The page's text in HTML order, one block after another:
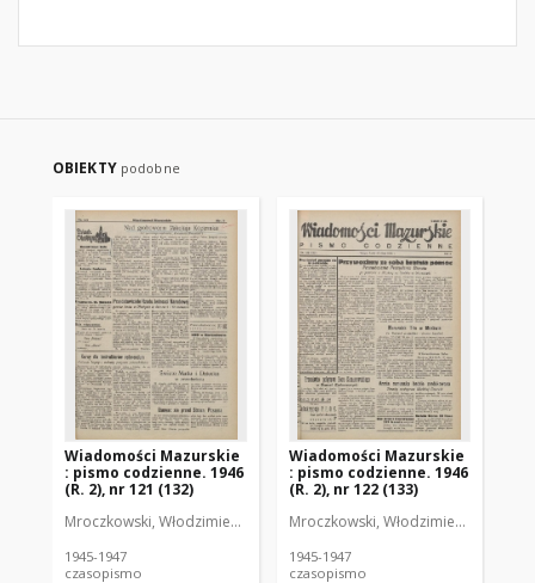
OBIEKTY podobne
Wiadomości Mazurskie
: pismo codzienne. 1946
(R. 2), nr 121 (132)
Mroczkowski, Włodzimierz (1902-1971). Redaktor
1945-1947
czasopismo
Wiadomości Mazurskie
: pismo codzienne. 1946
(R. 2), nr 122 (133)
Mroczkowski, Włodzimierz (1902-
1945-1947
czasopismo